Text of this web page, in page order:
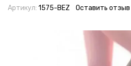
Артикул: 1575-BEZ Оставить отзыв